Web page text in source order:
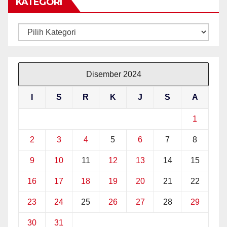
Kategori
Disember 2024
S R K J S A
1
2 3 4 5 6 7 8
9 10 11 12 13 14 15
16 17 18 19 20 21 22
23 24 25 26 27 28 29
30 31